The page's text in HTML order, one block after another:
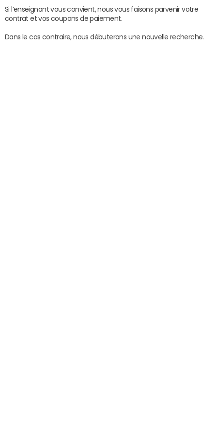
Si l’enseignant vous convient, nous vous faisons parvenir votre
contrat et vos coupons de paiement.
Dans le cas contraire, nous débuterons une nouvelle recherche.